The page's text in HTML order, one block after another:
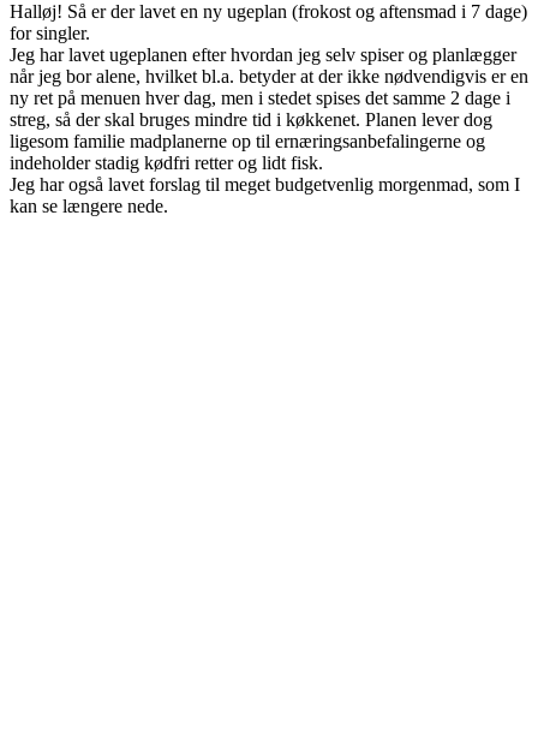
Halløj! Så er der lavet en ny ugeplan (frokost og aftensmad i 7 dage)
for singler.
Jeg har lavet ugeplanen efter hvordan jeg selv spiser og planlægger
når jeg bor alene, hvilket bl.a. betyder at der ikke nødvendigvis er en
ny ret på menuen hver dag, men i stedet spises det samme 2 dage i
streg, så der skal bruges mindre tid i køkkenet. Planen lever dog
ligesom familie madplanerne op til ernæringsanbefalingerne og
indeholder stadig kødfri retter og lidt fisk.
Jeg har også lavet forslag til meget budgetvenlig morgenmad, som I
kan se længere nede.